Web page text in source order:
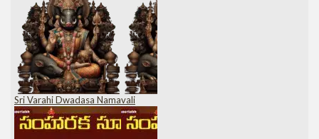
Sri Varahi Dwadasa Namavali